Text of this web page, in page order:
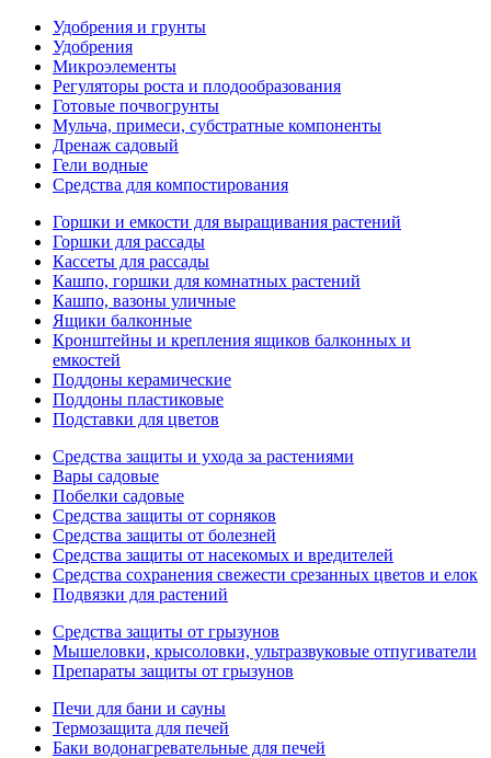
Удобрения и грунты
Удобрения
Микроэлементы
Регуляторы роста и плодообразования
Готовые почвогрунты
Мульча, примеси, субстратные компоненты
Дренаж садовый
Гели водные
Средства для компостирования
Горшки и емкости для выращивания растений
Горшки для рассады
Кассеты для рассады
Кашпо, горшки для комнатных растений
Кашпо, вазоны уличные
Ящики балконные
Кронштейны и крепления ящиков балконных и
емкостей
Поддоны керамические
Поддоны пластиковые
Подставки для цветов
Средства защиты и ухода за растениями
Вары садовые
Побелки садовые
Средства защиты от сорняков
Средства защиты от болезней
Средства защиты от насекомых и вредителей
Средства сохранения свежести срезанных цветов и елок
Подвязки для растений
Средства защиты от грызунов
Мышеловки, крысоловки, ультразвуковые отпугиватели
Препараты защиты от грызунов
Печи для бани и сауны
Термозащита для печей
Баки водонагревательные для печей